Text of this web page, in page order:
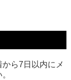
ら7日以内にメ